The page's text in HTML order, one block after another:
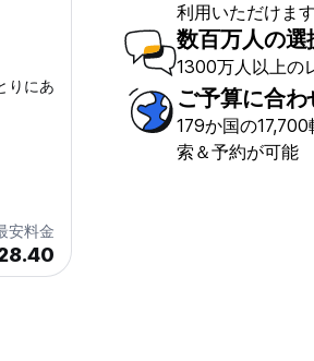
りにあ
安料金
利用いただけます
数百万人の選
1300万人以上の
ご予算に合
179か国の
索＆予約が可能